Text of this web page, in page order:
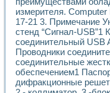
измерителя.
17-21 3. Примечание
стенд “Сигнал-USB”1
соединительный USB
Проводники
соединительные
обеспечением1
дифракционные